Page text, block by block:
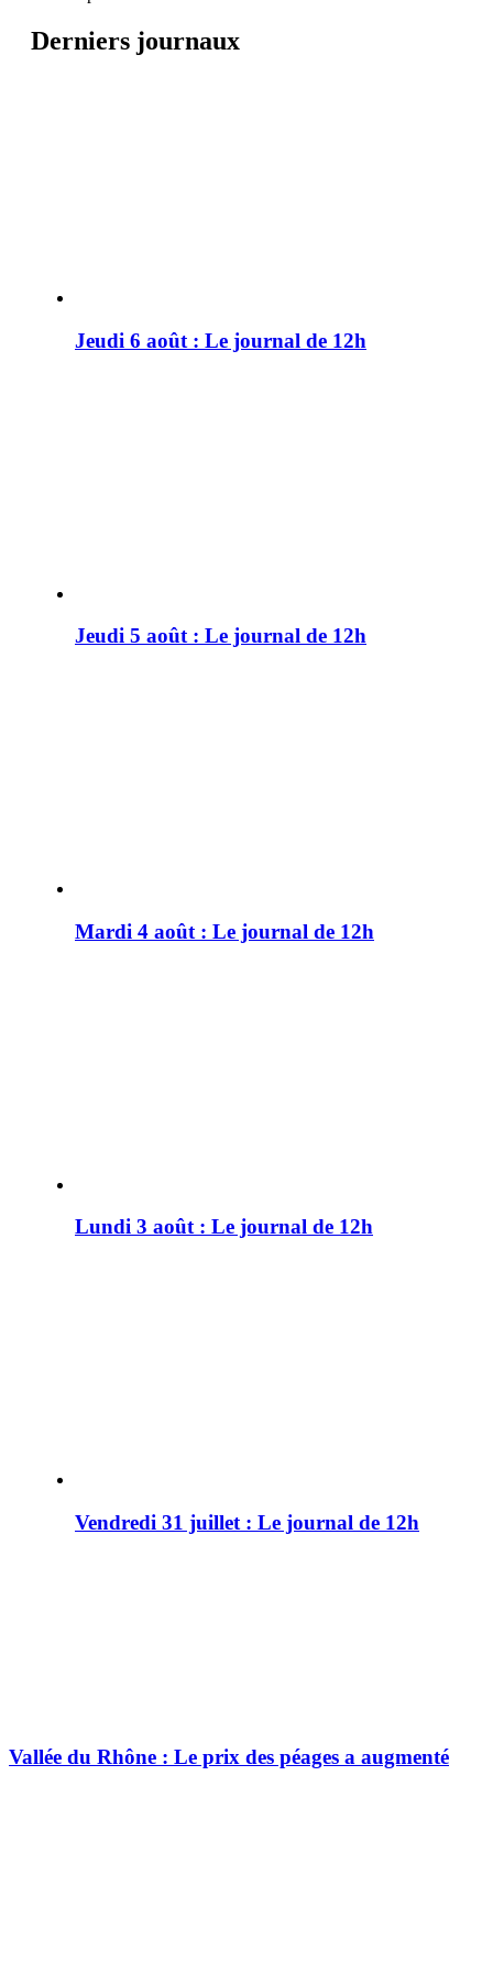
Derniers journaux
Jeudi 6 août : Le journal de 12h
Jeudi 5 août : Le journal de 12h
Mardi 4 août : Le journal de 12h
Lundi 3 août : Le journal de 12h
Vendredi 31 juillet : Le journal de 12h
Vallée du Rhône : Le prix des péages a augmenté